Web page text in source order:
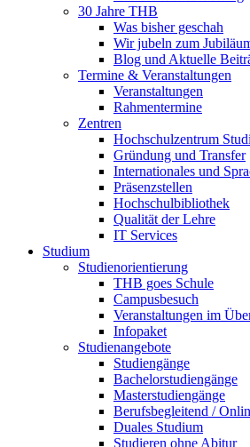
30 Jahre THB
Was bisher geschah
Wir jubeln zum
Blog und Aktuelle
Termine & Veranstaltungen
Veranstaltungen
Rahmentermine
Zentren
Hochschulzentrum
Gründung und Transfer
Internationales und
Präsenzstellen
Hochschulbibliothek
Qualität der Lehre
IT Services
Studium
Studienorientierung
THB goes Schule
Campusbesuch
Veranstaltungen im
Infopaket
Studienangebote
Studiengänge
Bachelorstudiengänge
Masterstudiengänge
Berufsbegleitend /
Duales Studium
Studieren ohne Abitur